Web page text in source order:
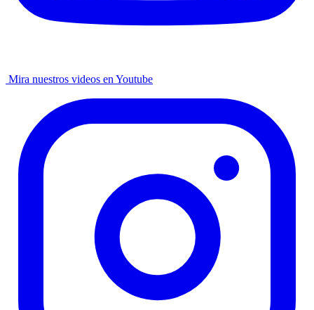
Mira nuestros videos en Youtube